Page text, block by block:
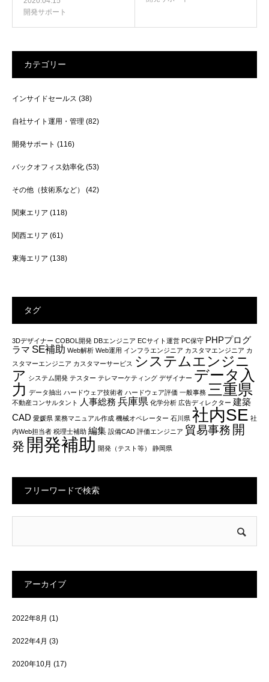
開発サポート
カテゴリー
インサイドセールス (38)
自社サイト運用・管理 (82)
開発サポート (116)
バックオフィス効率化 (53)
その他（技術系など） (42)
関東エリア (118)
関西エリア (61)
東海エリア (138)
タグ
3Dデザイナー COBOL開発 DBエンジニア ECサイト運営 PC保守 PHPプログ
ラマ SE補助 Web解析 Web運用 インフラエンジニア カスタマエンジニア カ
スタマーエンジニア カスタマーサービス システムエンジニ
ア システム開発 テスター テレマーケティング デザイナー データ入
力 データ抽出 ハードウェア技術者 ハードウェア評価 一般事務 三重県
不動産コンサルタント 人事総務 兵庫県 化学分析 広告ディレクター 建築
CAD 愛媛県 業務マニュアル作成 機械オペレーター 石川県 社内SE 社
内Web担当者 税理士補助 編集 設備CAD 評価エンジニア 貿易事務 開
発 開発補助 開発（テスト等） 静岡県
フリーワードで検索
アーカイブ
2022年8月 (1)
2022年4月 (3)
2020年10月 (17)